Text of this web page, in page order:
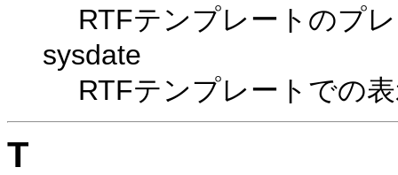
RTFテンプレートのプ
sysdate
RTFテンプレートでの
T